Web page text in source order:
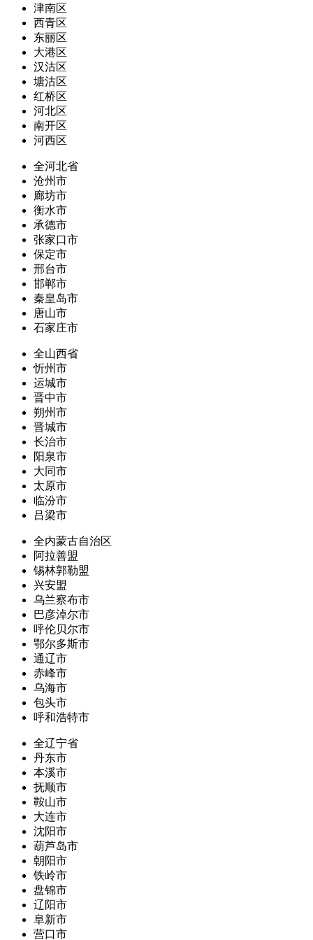
津南区
西青区
东丽区
大港区
汉沽区
塘沽区
红桥区
河北区
南开区
河西区
全河北省
沧州市
廊坊市
衡水市
承德市
张家口市
保定市
邢台市
邯郸市
秦皇岛市
唐山市
石家庄市
全山西省
忻州市
运城市
晋中市
朔州市
晋城市
长治市
阳泉市
大同市
太原市
临汾市
吕梁市
全内蒙古自治区
阿拉善盟
锡林郭勒盟
兴安盟
乌兰察布市
巴彦淖尔市
呼伦贝尔市
鄂尔多斯市
通辽市
赤峰市
乌海市
包头市
呼和浩特市
全辽宁省
丹东市
本溪市
抚顺市
鞍山市
大连市
沈阳市
葫芦岛市
朝阳市
铁岭市
盘锦市
辽阳市
阜新市
营口市